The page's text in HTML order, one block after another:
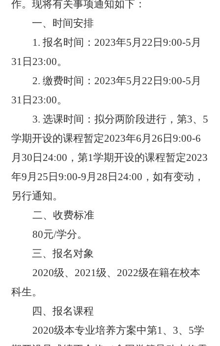
作。现将有关事项通知如下：
一、时间安排
1.报名时间：2023年5月22日9:00-5月
31日23:00。
2.缴费时间：2023年5月22日9:00-5月
31日23:00。
3.选课时间：拟分两阶段进行，第3、5
学期开设的课程暂定2023年6月26日9:00-6
月30日24:00，第1学期开设的课程暂定2023
年9月25日9:00-9月28日24:00，如有变动，
另行通知。
二、收费标准
80元/学分。
三、报名对象
2020级、2021级、2022级在籍在校本
科生。
四、报名课程
2020级本专业培养方案中第1、3、5学